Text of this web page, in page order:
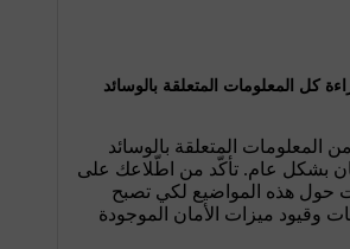
كل المعلومات المتعلقة بالوسائد
المعلومات المتعلقة بالوسائد
بشكل عام. تأكّد من اطّلاعك على
حول هذه المواضيع لكي تصبح
وقيود ميزات الأمان الموجودة